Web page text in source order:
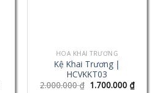
HOA KHAI TRƯƠNG
Kệ Khai Trương |
HCVKKT03
2.000.000₫ 1.700.000 ₫